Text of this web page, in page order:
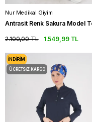
Nur Medikal Giyim
1.549,99 TL
2.100,00 TL
İNDIRIM
ÜCRETSIZ KARGO